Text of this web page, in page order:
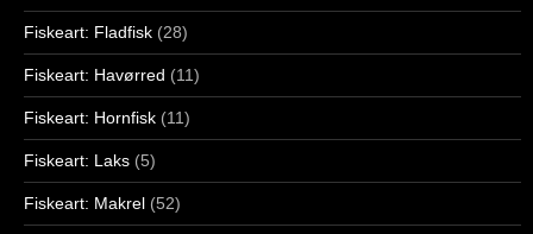
Fiskeart: Fladfisk (28)
Fiskeart: Havørred (11)
Fiskeart: Hornfisk (11)
Fiskeart: Laks (5)
Fiskeart: Makrel (52)